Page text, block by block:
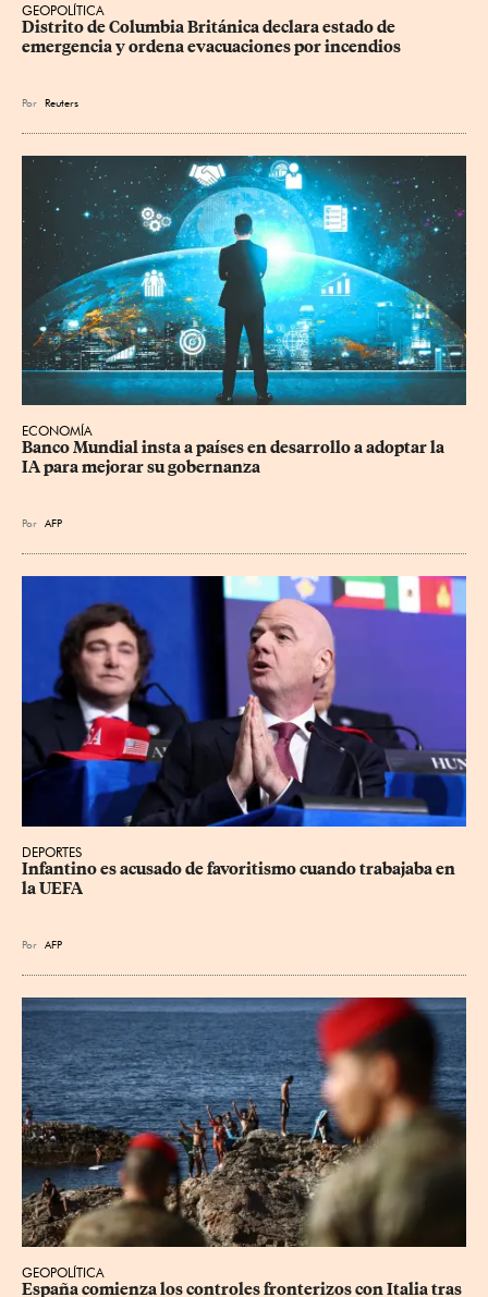
GEOPOLÍTICA
Distrito de Columbia Británica declara estado de
emergencia y ordena evacuaciones por incendios
Por Reuters
ECONOMÍA
Banco Mundial insta a países en desarrollo a adoptar la
IA para mejorar su gobernanza
Por AFP
DEPORTES
Infantino es acusado de favoritismo cuando trabajaba en
la UEFA
Por AFP
GEOPOLÍTICA
España comienza los controles fronterizos con Italia tras